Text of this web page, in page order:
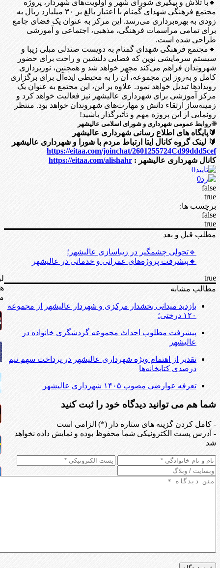
🔸با تلاش و پیگیری شورای شهر و اولویت‌های شهردار، پروژه
مجتمع فرهنگی شهدای گمنام با اعتبار بالغ بر ۳۰ میلیارد ریال به
زودی به بهره‌برداری می‌رسد. این مرکز به عنوان یک فضای جامع
برای تمامی مراسمات فرهنگی، مذهبی، اجتماعی و آموزشی
طراحی شده است.
🔸مجتمع فرهنگی شهدای گمنام به دویست صندلی مبلی زیبا و
سیستم سرمایشی نوین که فضایی دلنشین و راحت برای حضور
شهروندان فراهم می‌کند مجهز خواهد شد و همچنین، نورپردازی
کامل و به‌روز این مجموعه، آن را به محیطی ایده‌آل برای برگزاری
رویدادها تبدیل خواهد نمود. علاوه بر این، این مجتمع به عنوان یک
مرکز آموزشی برای شهرداری عالیشهر نیز فعالیت خواهد کرد و
زمینه‌ساز ارتقاء دانش و مهارت‌های شهروندان خواهد بود. منتظر
رونمایی از این پروژه مهم و تاثیرگذار باشید!
🌐روابط عمومی شهرداری و شورای اسلامی عالیشهر
🔰پایگاه های اطلاع رسانی شهرداری عالیشهر
🔰 لینک گروه کانال ایتا ارتباط مردم با شورا و شهرداری عالیشهر
https://eitaa.com/joinchat/2601255724Cd99ddd5cef
کانال شهرداری عالیشهر : https://eitaa.com/alishahr
0
0
false
true
برچسب ها:
false
true
مطلب قبل و بعد
🔹تحولی چشمگیر در زیباسازی عالیشهر؛
🔹پیشرفت پروژه‌های عمرانی و خدماتی در عالیشهر
true
مطالب مشابه
بازدید میدانی بخشدار مرکزی و شهردار عالیشهر از مجموعه
۱۲۰ درختی؛
پیشرفت مطلوب احداث مجموعه گردشگری خانواده در
عالیشهر
تقدیر از اهتمام ویژه شهرداری عالیشهر در پرداخت سهم نیم
درصدی کتابخانه‌ها
تعرفه عوارضی مصوب ۱۴۰۵ شهرداری عالیشهر
شما هم می توانید دیدگاه خود را ثبت کنید
- کامل کردن گزینه های ستاره دار (*) الزامی است
- آدرس پست الکترونیکی شما محفوظ بوده و نمایش داده نخواهد
شد